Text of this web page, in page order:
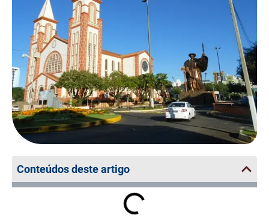
Conteúdos deste artigo